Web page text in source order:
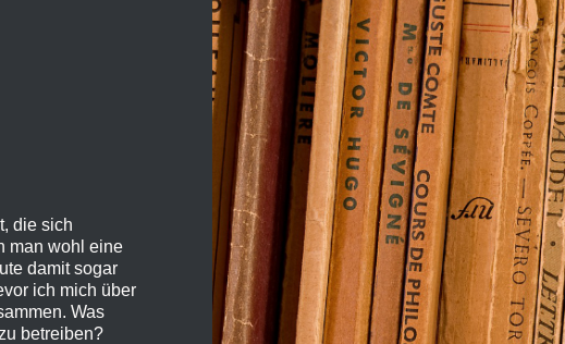
die sich
man wohl eine
damit sogar
ich mich über
Was
zu betreiben?